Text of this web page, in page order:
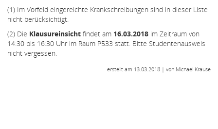
(1) Im Vorfeld eingereichte Krankschreibungen sind in dieser Liste
nicht berücksichtigt.
(2) Die Klausureinsicht findet am 16.03.2018 im Zeitraum von
14:30 bis 16:30 Uhr im Raum P533 statt. Bitte Studentenausweis
nicht vergessen.
erstellt am 13.03.2018 | von Michael Krause